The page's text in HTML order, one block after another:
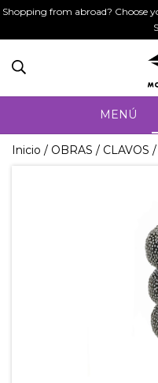
Shopping from abroad? Choose
MENÚ
Inicio / OBRAS / CLAVOS /